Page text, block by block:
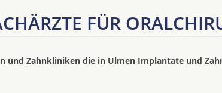
FÜR
und Zahnkliniken die in Ulmen Implantate und